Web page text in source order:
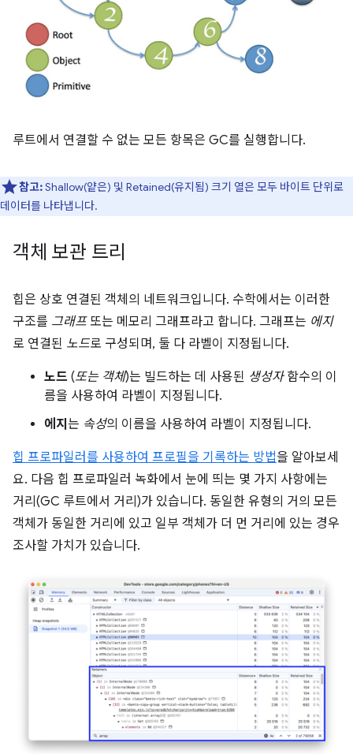
루트에서 연결할 수 없는 모든 항목은 GC를 실행합니다.
참고:Shallow(얕은) 및 Retained(유지됨) 크기 열은 모두 바이트 단위로
데이터를 나타냅니다.
객체 보관 트리
힙은 상호 연결된 객체의 네트워크입니다. 수학에서는 이러한
구조를 그래프또는 메모리 그래프라고 합니다. 그래프는 에지
로 연결된 노드로 구성되며, 둘 다 라벨이 지정됩니다.
노드 (또는 객체)는 빌드하는 데 사용된 생성자함수의 이
름을 사용하여 라벨이 지정됩니다.
에지 는 속성의 이름을 사용하여 라벨이 지정됩니다.
힙 프로파일러를 사용하여 프로필을 기록하는 방법을 알아보세
요. 다음 힙 프로파일러 녹화에서 눈에 띄는 몇 가지 사항에는
거리(GC 루트에서 거리)가 있습니다. 동일한 유형의 거의 모든
객체가 동일한 거리에 있고 일부 객체가 더 먼 거리에 있는 경우
조사할 가치가 있습니다.